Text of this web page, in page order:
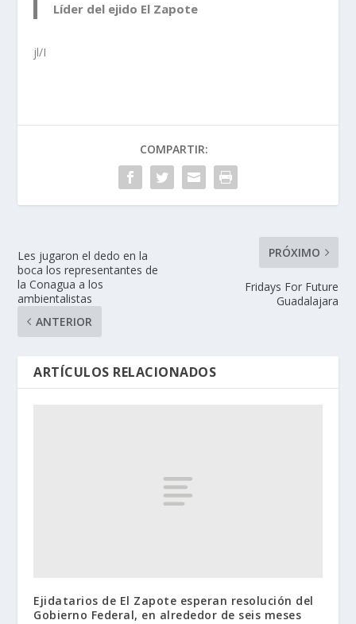
Líder del ejido El Zapote
jl/I
COMPARTIR:
Les jugaron el dedo en la
boca los representantes de
la Conagua a los
ambientalistas
ANTERIOR
PRÓXIMO
Fridays For Future
Guadalajara
ARTÍCULOS RELACIONADOS
Ejidatarios de El Zapote esperan resolución del
Gobierno Federal, en alrededor de seis meses